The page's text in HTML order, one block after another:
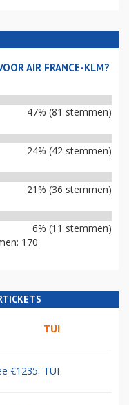
AIR FRANCE-KLM?
47% (81 stemmen)
24% (42 stemmen)
21% (36 stemmen)
6% (11 stemmen)
170
TUI
€1235 TUI